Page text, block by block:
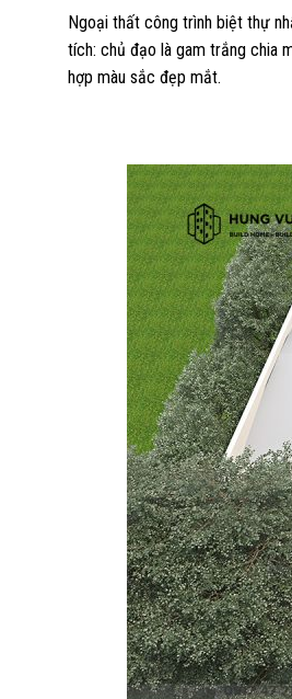
Ngoại thất công trình biệt thự
tích: chủ đạo là gam trắng chia
hợp màu sắc đẹp mắt.